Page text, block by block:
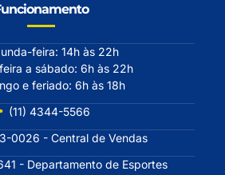
feira: 14h às 22h
a sábado: 6h às 22h
e feriado: 6h às 18h
(11) 4344-5566
0026 - Central de Vendas
- Departamento de Esportes